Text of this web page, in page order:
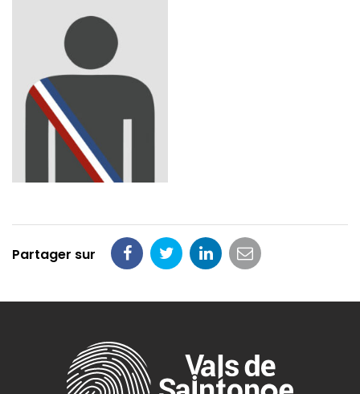
Partager sur
Partager
Facebook
Partager
Twitter
Partager
LinkedIn
Partager
email